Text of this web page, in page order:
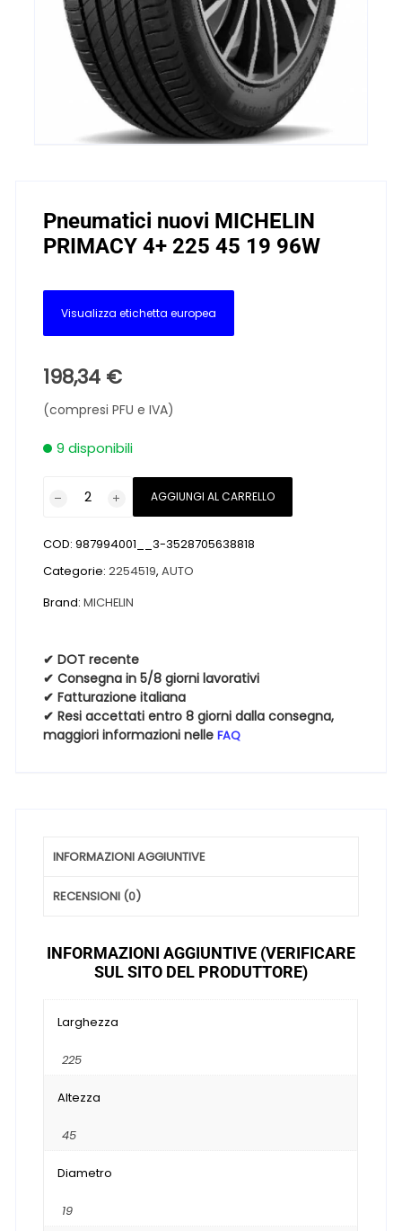
Pneumatici nuovi MICHELIN
PRIMACY 4+ 225 45 19 96W
Visualizza etichetta europea
198,34 €
(compresi PFU e IVA)
9 disponibili
PRIMACY
4+
96W
quantità
AGGIUNGI AL CARRELLO
COD:987994001__3-3528705638818
Categorie:2254519,AUTO
Brand:MICHELIN
✔ DOT recente
✔ Consegna in 5/8 giorni lavorativi
✔ Fatturazione italiana
✔ Resi accettati entro 8 giorni dalla consegna,
maggiori informazioni nelleFAQ
INFORMAZIONI AGGIUNTIVE
RECENSIONI (0)
INFORMAZIONI AGGIUNTIVE (VERIFICARE
SUL SITO DEL PRODUTTORE)
Larghezza
225
Altezza
45
Diametro
19